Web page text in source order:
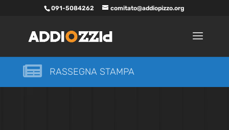
091-5084262 comitato@addiopizzo.org
 RASSEGNA STAMPA